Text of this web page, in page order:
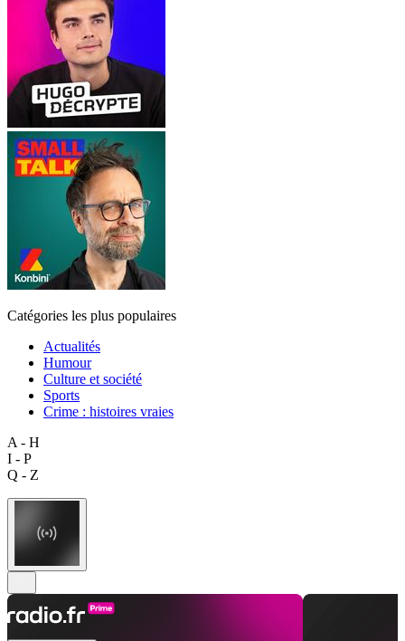
Catégories les plus populaires
Actualités
Humour
Culture et société
Sports
Crime : histoires vraies
A - H
I - P
Q - Z